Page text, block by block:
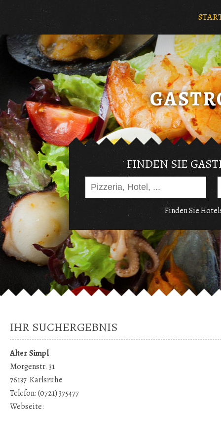
FINDEN SIE
Finden Sie
IHR SUCHERGEBNIS
Alter Simpl
Morgenstr. 31
76137 Karlsruhe
Telefon:(0721) 375477
Webseite: